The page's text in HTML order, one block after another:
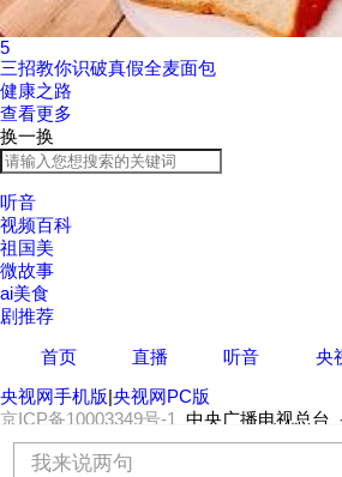
5
三招教你识破真假全麦面包
健康之路
查看更多
换一换
听音
视频百科
祖国美
微故事
ai美食
剧推荐
首页
直播 听音 央
央视网手机版|央视网PC版
京ICP备10003349号-1
中央广播电视总台
我来说两句